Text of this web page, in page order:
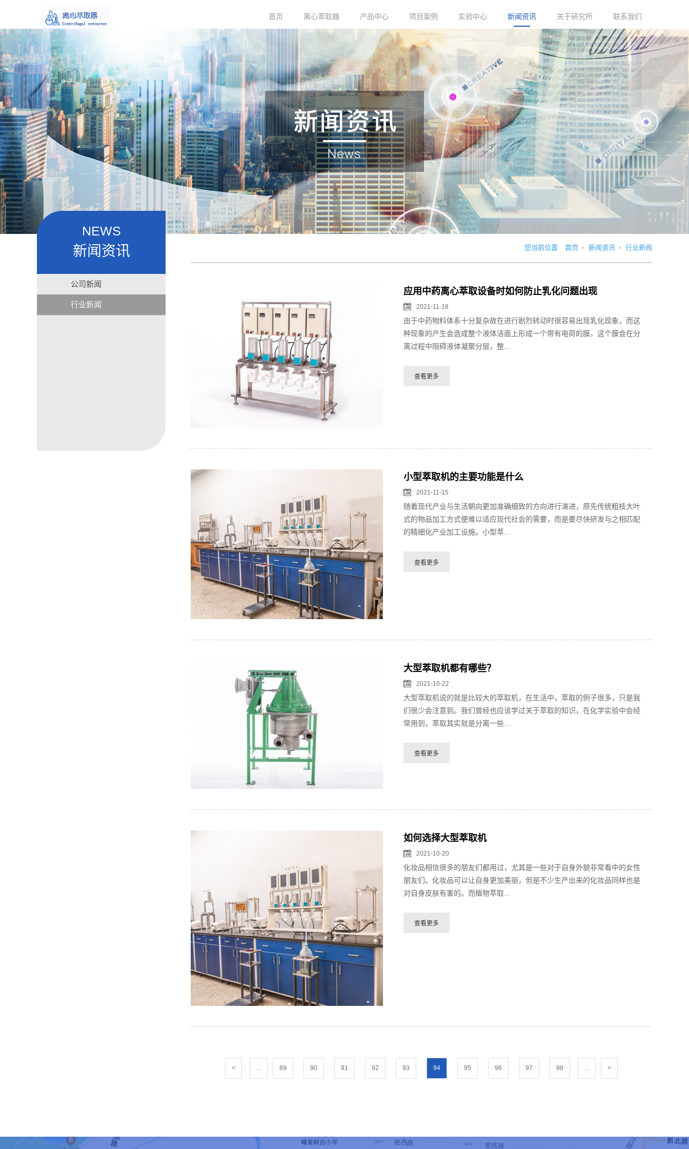
首页 离心萃取器 产品中心 项目案例 实验中心 新闻资讯 关于研究所 联系我们
您当前位置: 首页 新闻资讯 行业新闻
NEWS
新闻资讯
公司新闻
行业新闻
应用中药离心萃取设备时如何防止乳化问题出现
2021-11-18
由于中药物料体系十分复杂故在进行剧烈转动时很容易出现乳化现象，而这
种现象的产生会造成整个液体洁面上形成一个带有电荷的膜，这个膜会在分
离过程中阻碍液体凝聚分层，整...
小型萃取机的主要功能是什么
2021-11-15
随着现代产业与生活朝向更加准确细致的方向进行演进，原先传统粗枝大叶
式的物品加工方式便难以适应现代社会的需要，而是要尽快研发与之相匹配
的精细化产业加工设施。小型萃...
大型萃取机都有哪些？
2021-10-22
大型萃取机说的就是比较大的萃取机，在生活中，萃取的例子很多，只是我
们很少会注意到。我们曾经也应该学过关于萃取的知识，在化学实验中会经
常用到，萃取其实就是分离一些...
如何选择大型萃取机
2021-10-20
化妆品相信很多的朋友们都用过，尤其是一些对于自身外貌非常看中的女性
朋友们。化妆品可以让自身更加美丽，但是不少生产出来的化妆品同样也是
对自身皮肤有害的。而植物萃取...
< ... 89 90 91 92 93 94 95 96 97 98 ... >